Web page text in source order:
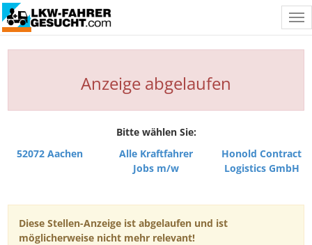
Anzeige abgelaufen
Bitte wählen Sie:
52072 Aachen
Alle Kraftfahrer
Jobs m/w
Honold Contract
Logistics GmbH
Diese Stellen-Anzeige ist abgelaufen und ist
möglicherweise nicht mehr relevant!